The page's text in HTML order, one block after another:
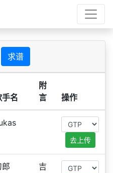
求谱
手名
附
言
操作
去上传
郎
吉